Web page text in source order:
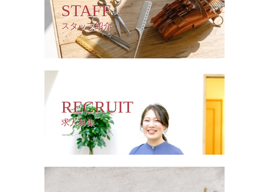
STAFF
スタッフ紹介
RECRUIT
求人募集